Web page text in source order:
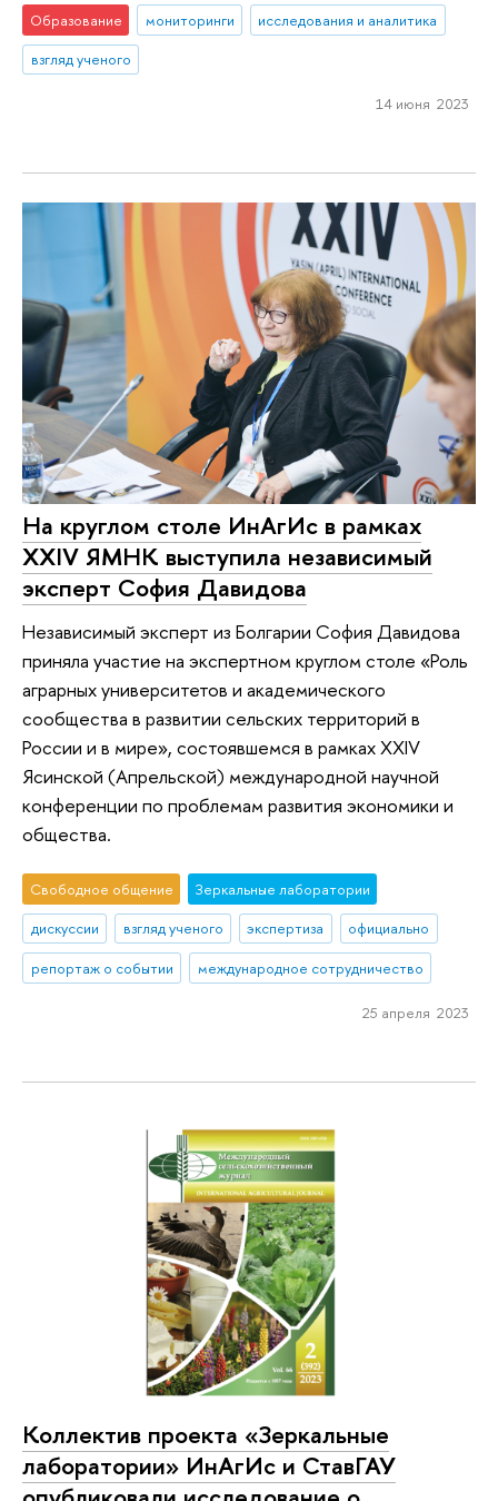
Образование мониторинги
исследования и аналитика
взгляд ученого
14 июня 2023
На круглом столе ИнАгИс в рамках
XXIV ЯМНК выступила независимый
эксперт София Давидова
Независимый эксперт из Болгарии София Давидова
приняла участие на экспертном круглом столе «Роль
аграрных университетов и академического
сообщества в развитии сельских территорий в
России и в мире», состоявшемся в рамках XXIV
Ясинской (Апрельской) международной научной
конференции по проблемам развития экономики и
общества.
Свободное общение
Зеркальные лаборатории
дискуссии
взгляд ученого экспертиза
официально
репортаж о событии
международное сотрудничество
25 апреля 2023
Коллектив проекта «Зеркальные
лаборатории» ИнАгИс и СтавГАУ